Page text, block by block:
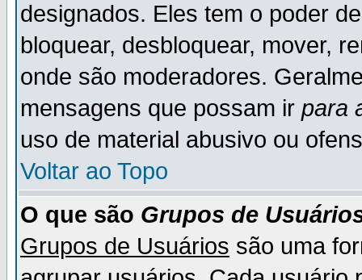
designados. Eles tem o poder
bloquear, desbloquear, mover,
onde são moderadores.
mensagens que possam ir para
uso de material abusivo ou
Voltar ao Topo
O que são Grupos de
Grupos de Usuários são uma